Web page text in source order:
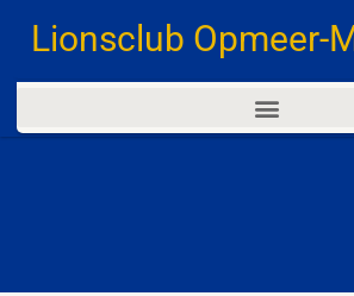
Lionsclub Opmeer-